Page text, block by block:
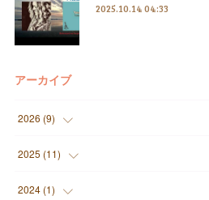
2025.10.14 04:33
アーカイブ
2026 (9)
(1
( )
2025 (11)
( )
2024 (1)